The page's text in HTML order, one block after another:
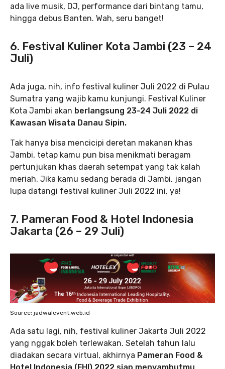
ada live musik, DJ, performance dari bintang tamu,
hingga debus Banten. Wah, seru banget!
6. Festival Kuliner Kota Jambi (23 – 24
Juli)
Ada juga, nih, info festival kuliner Juli 2022 di Pulau
Sumatra yang wajib kamu kunjungi. Festival Kuliner
Kota Jambi akan berlangsung 23-24 Juli 2022 di
Kawasan Wisata Danau Sipin.
Tak hanya bisa mencicipi deretan makanan khas
Jambi, tetap kamu pun bisa menikmati beragam
pertunjukan khas daerah setempat yang tak kalah
meriah. Jika kamu sedang berada di Jambi, jangan
lupa datangi festival kuliner Juli 2022 ini, ya!
7. Pameran Food & Hotel Indonesia
Jakarta (26 – 29 Juli)
Source: jadwalevent.web.id
Ada satu lagi, nih, festival kuliner Jakarta Juli 2022
yang nggak boleh terlewakan. Setelah tahun lalu
diadakan secara virtual, akhirnya Pameran Food &